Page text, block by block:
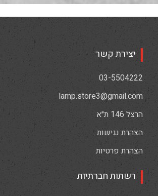
יצירת קשר
03-5504222
lamp.store3@gmail.com
הרצל 146 ת״א
הצהרת נגישות
הצהרת פרטיות
רשתות חברתיות